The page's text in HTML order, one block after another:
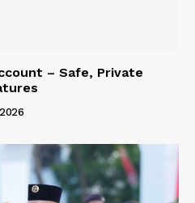
– Safe, Private